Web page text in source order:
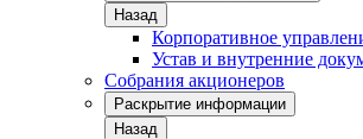
Назад
Корпоративное
Устав и внутренние
Собрания акционеров
Раскрытие информации
Назад